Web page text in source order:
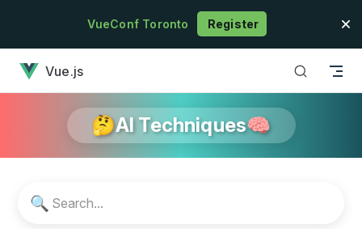
Skip to contentVueConf Toronto Register
Vue.js
🤔AI Techniques🧠
🔍